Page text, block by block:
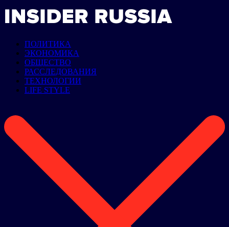
ПОЛИТИКА
ЭКОНОМИКА
ОБЩЕСТВО
РАССЛЕДОВАНИЯ
ТЕХНОЛОГИИ
LIFE STYLE